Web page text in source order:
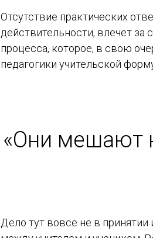
Отсутствие практических
действительности, влечет
процесса, которое, в свою
педагогики учительской
«Они мешают
Дело тут вовсе не в